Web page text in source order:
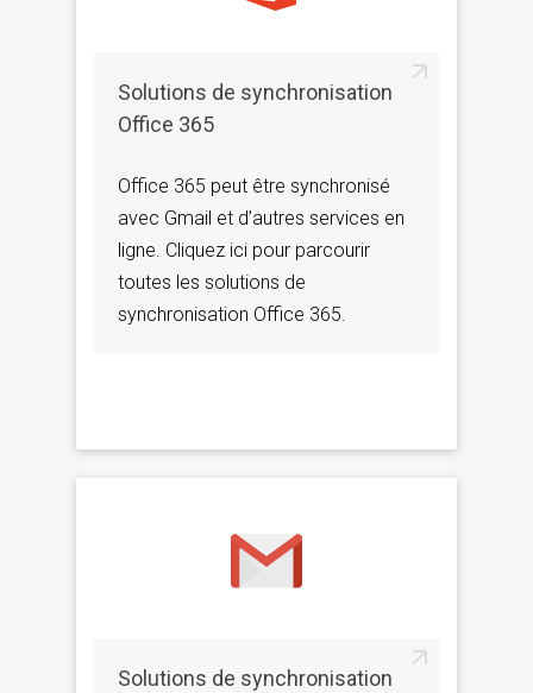
Solutions de synchronisation
Office 365
Office 365 peut être synchronisé
avec Gmail et d’autres services en
ligne. Cliquez ici pour parcourir
toutes les solutions de
synchronisation Office 365.
Solutions de synchronisation